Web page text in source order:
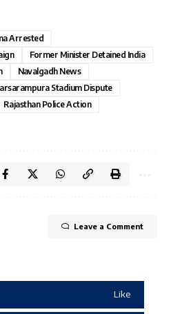
Arrested
Former Minister Detained India
Navalgadh News
Stadium Dispute
Rajasthan Police Action
Leave a Comment
Like